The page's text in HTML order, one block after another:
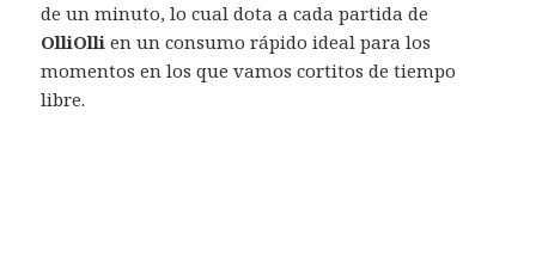
de un minuto, lo cual dota a cada partida de
OlliOlli en un consumo rápido ideal para los
momentos en los que vamos cortitos de tiempo
libre.